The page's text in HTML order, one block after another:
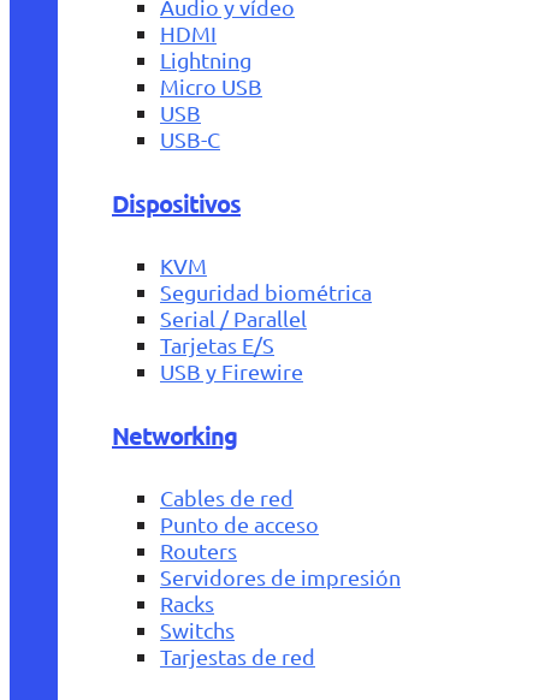
Audio y vídeo
HDMI
Lightning
Micro USB
USB
USB-C
Dispositivos
KVM
Seguridad biométrica
Serial / Parallel
Tarjetas E/S
USB y Firewire
Networking
Cables de red
Punto de acceso
Routers
Servidores de impresión
Racks
Switchs
Tarjestas de red